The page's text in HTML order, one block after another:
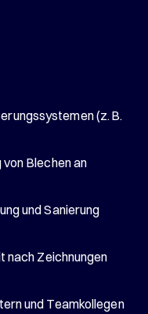
(z. B.
Blechen an
und Sanierung
nach Zeichnungen
und Teamkollegen